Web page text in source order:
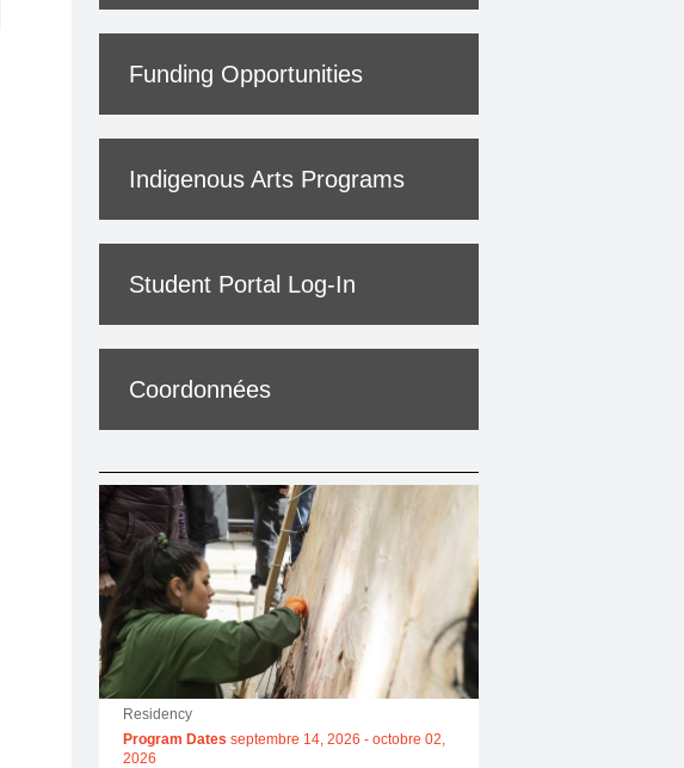
Funding Opportunities
Indigenous Arts Programs
Student Portal Log-In
Coordonnées
Residency
Program Dates septembre 14, 2026 - octobre 02,
2026